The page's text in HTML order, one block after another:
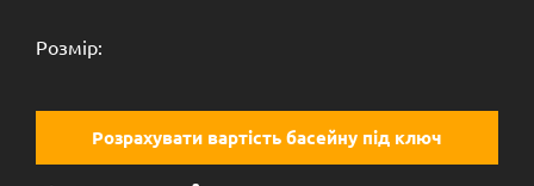
Розмір:
Розрахувати вартість басейну під ключ